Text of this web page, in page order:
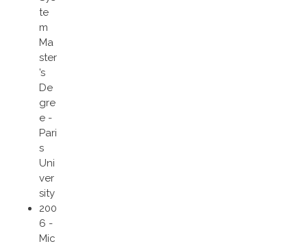
te
m
Ma
ster
’s
De
gre
e -
Pari
s
Uni
ver
sity
200
6 -
Mic